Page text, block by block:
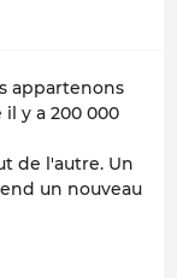
appartenons
il y a 200 000
de l'autre. Un
un nouveau